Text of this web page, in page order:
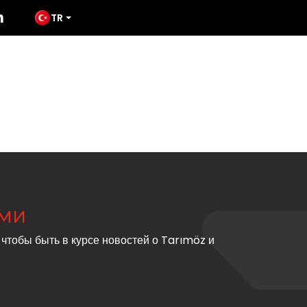
TR
быть в курсе новостей о Tarımöz и